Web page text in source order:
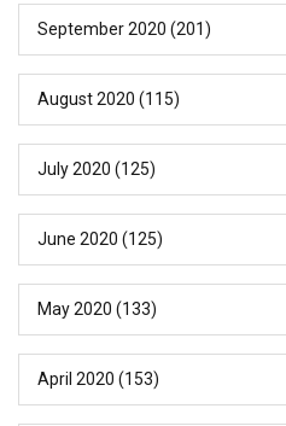
September 2020 (201)
August 2020 (115)
July 2020 (125)
June 2020 (125)
May 2020 (133)
April 2020 (153)